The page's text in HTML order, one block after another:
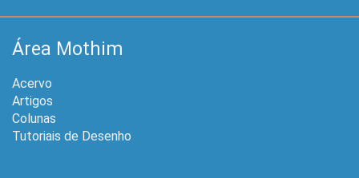
Área Mothim
Acervo
Artigos
Colunas
Tutoriais de Desenho